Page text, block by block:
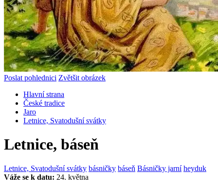
Poslat pohlednici Zvětšit obrázek
Hlavní strana
České tradice
Jaro
Letnice, Svatodušní svátky
Letnice, báseň
Letnice, Svatodušní svátky básničky báseň Básničky jarní heyduk
Váže se k datu: 24. května